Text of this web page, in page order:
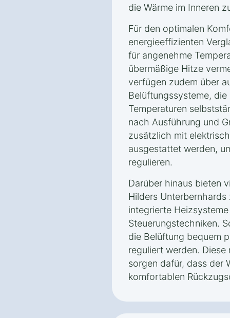
die Wärme im Inneren
Für den optimalen
energieeffizienten
für angenehme
übermäßige Hitze
verfügen zudem über
Belüftungssysteme,
Temperaturen
nach Ausführung und
zusätzlich mit
ausgestattet werden,
regulieren.
Darüber hinaus bieten
Hilders
integrierte
Steuerungstechniken.
die Belüftung bequem
reguliert werden.
sorgen dafür, dass der
komfortablen